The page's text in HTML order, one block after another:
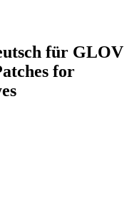
für GLOV
for